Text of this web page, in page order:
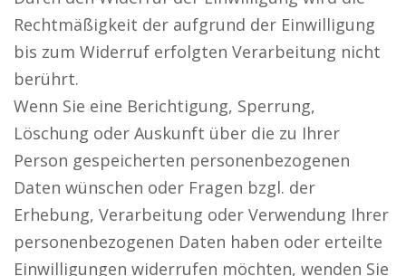
Rechtmäßigkeit der aufgrund der Einwilligung
bis zum Widerruf erfolgten Verarbeitung nicht
berührt.
Wenn Sie eine Berichtigung, Sperrung,
Löschung oder Auskunft über die zu Ihrer
Person gespeicherten personenbezogenen
Daten wünschen oder Fragen bzgl. der
Erhebung, Verarbeitung oder Verwendung Ihrer
personenbezogenen Daten haben oder erteilte
Einwilligungen widerrufen möchten, wenden Sie